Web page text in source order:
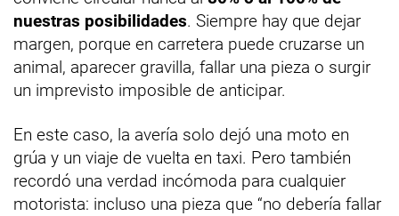
nuestras posibilidades. Siempre hay que dejar
margen, porque en carretera puede cruzarse un
animal, aparecer gravilla, fallar una pieza o surgir
un imprevisto imposible de anticipar.
En este caso, la avería solo dejó una moto en
grúa y un viaje de vuelta en taxi. Pero también
recordó una verdad incómoda para cualquier
motorista: incluso una pieza que “no debería fallar